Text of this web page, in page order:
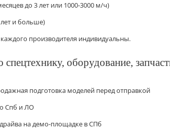
до 3 лет или 1000-3000 м/ч)
и больше)
производителя индивидуальны.
спецтехнику, оборудование,
подготовка моделей перед отправкой
Спб и ЛО
на демо-площадке в СПб